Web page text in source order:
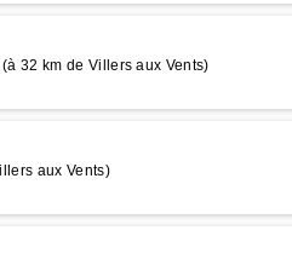
32 km de Villers aux Vents)
aux Vents)